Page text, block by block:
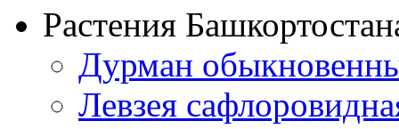
Растения
Дурман
Левзея